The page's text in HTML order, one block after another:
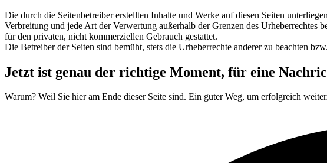
Die durch die Seitenbetreiber erstellten Inhalte und Werke auf diesen Seiten
Verbreitung und jede Art der Verwertung außerhalb der Grenzen des
für den privaten, nicht kommerziellen Gebrauch gestattet.
Die Betreiber der Seiten sind bemüht, stets die Urheberrechte anderer zu beachten
Jetzt ist genau der richtige Moment, für eine
Warum? Weil Sie hier am Ende dieser Seite sind. Ein guter Weg, um erfolgreich